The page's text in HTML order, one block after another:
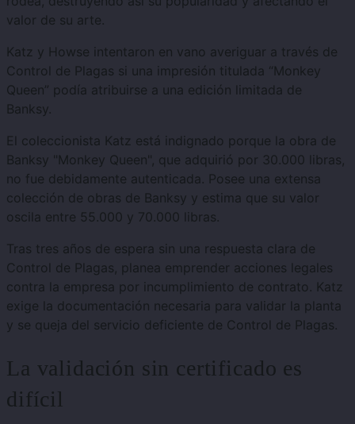
valor de su arte.
Katz y Howse intentaron en vano averiguar a través de
Control de Plagas si una impresión titulada “Monkey
Queen” podía atribuirse a una edición limitada de
Banksy.
El coleccionista Katz está indignado porque la obra de
Banksy "Monkey Queen", que adquirió por 30.000 libras,
no fue debidamente autenticada. Posee una extensa
colección de obras de Banksy y estima que su valor
oscila entre 55.000 y 70.000 libras.
Tras tres años de espera sin una respuesta clara de
Control de Plagas, planea emprender acciones legales
contra la empresa por incumplimiento de contrato. Katz
exige la documentación necesaria para validar la planta
y se queja del servicio deficiente de Control de Plagas.
La validación sin certificado es
difícil